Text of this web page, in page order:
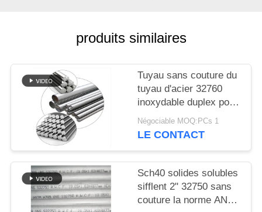
SITE
PRIVACY
POLICY
produits similaires
Tuyau sans couture du
tuyau d'acier 32760
inoxydable duplex pour
l'échange thermique
Négociable MOQ:PCs 1
LE CONTACT
Sch40 solides solubles
sifflent 2" 32750 sans
couture la norme ANSI